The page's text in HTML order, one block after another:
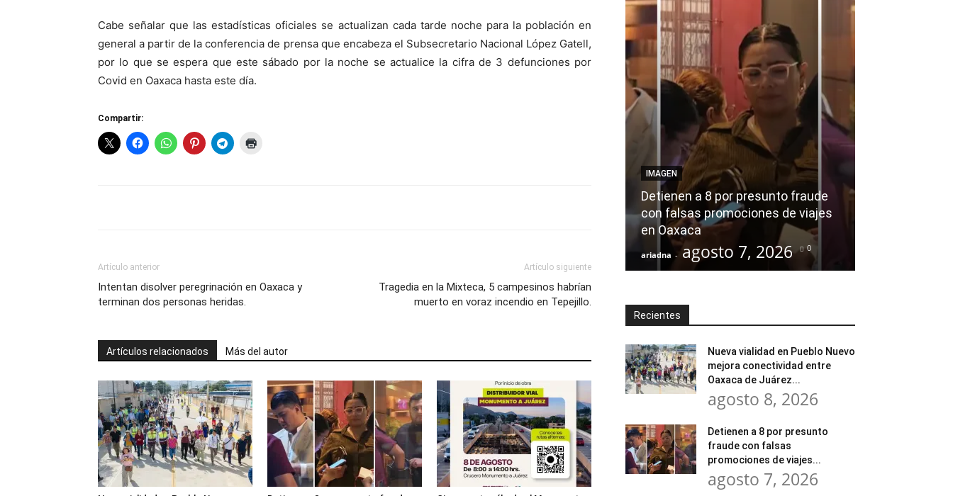
Cabe señalar que las estadísticas oficiales se actualizan cada tarde noche para la población en
general a partir de la conferencia de prensa que encabeza el Subsecretario Nacional López Gatell,
por lo que se espera que este sábado por la noche se actualice la cifra de 3 defunciones por
Covid en Oaxaca hasta este día.
Compartir:
Artículo anterior
Intentan disolver peregrinación en Oaxaca y
terminan dos personas heridas.
Artículo siguiente
Tragedia en la Mixteca, 5 campesinos habrían
muerto en voraz incendio en Tepejillo.
Artículos relacionados Más del autor
IMAGEN
Detienen a 8 por presunto fraude
con falsas promociones de viajes
en Oaxaca
ariadna - agosto 7, 2026 0
Recientes
Nueva vialidad en Pueblo Nuevo
mejora conectividad entre
Oaxaca de Juárez...
agosto 8, 2026
Detienen a 8 por presunto
fraude con falsas
promociones de viajes...
agosto 7, 2026